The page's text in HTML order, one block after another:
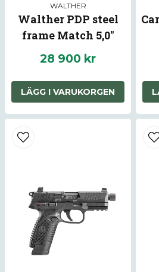
WALTHER
Walther PDP steel
frame Match 5,0"
28 900 kr
LÄGG I VARUKORGEN